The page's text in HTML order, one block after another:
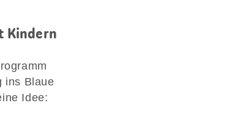
Kindern
ins Blaue
Idee: